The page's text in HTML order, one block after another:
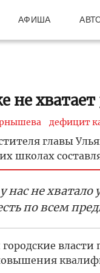
АФИША
не
дефицит
главы
школах
нас не хватало
по всем